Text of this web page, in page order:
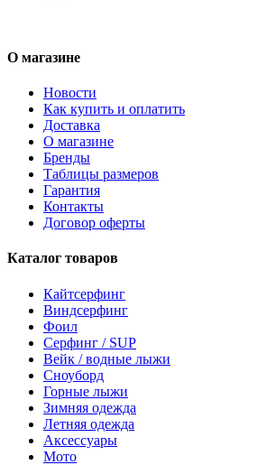
О магазине
Новости
Как купить и оплатить
Доставка
О магазине
Бренды
Таблицы размеров
Гарантия
Контакты
Договор оферты
Каталог товаров
Кайтсерфинг
Виндсерфинг
Фоил
Серфинг / SUP
Вейк / водные лыжи
Сноуборд
Горные лыжи
Зимняя одежда
Летняя одежда
Аксессуары
Мото